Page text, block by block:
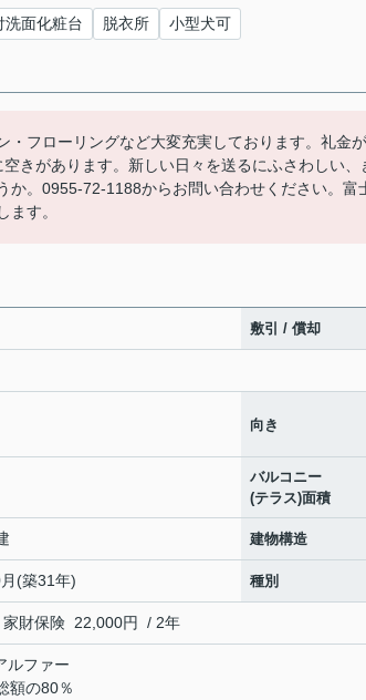
洗面化粧台 脱衣所 小型犬可
・フローリングなど大変充実しております。礼金
きがあります。新しい日々を送るにふさわしい
か。0955-72-1188からお問い合わせください。
ます。
敷引 / 償却
向き
バルコニー
(テラス)面積
建物構造
(築31年) 種別
財保険 22,000円 / 2年
ルファー
額の80％